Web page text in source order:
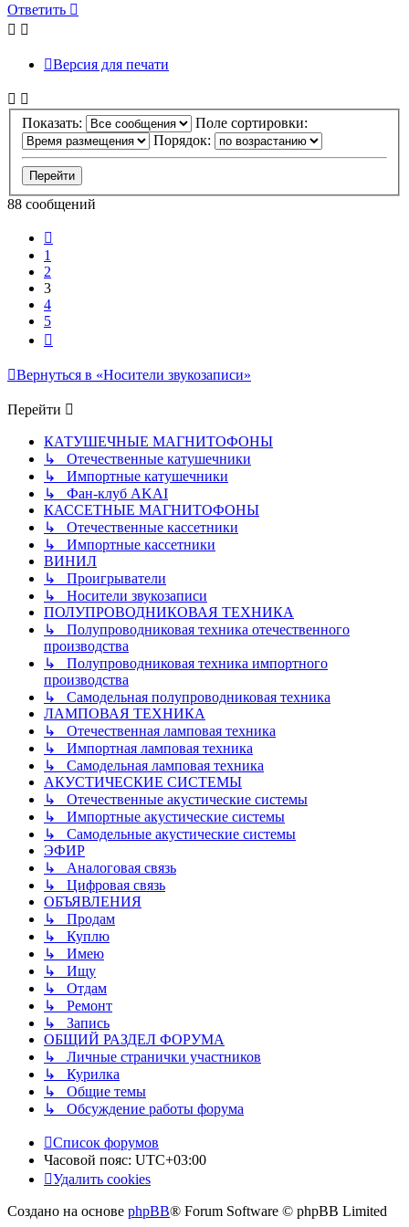
началу
Ответить
Версия для печати
Показать:
Поле сортировки:
Порядок:
88 сообщений
1
2
3
4
5
Вернуться в «Носители звукозаписи»
Перейти
КАТУШЕЧНЫЕ МАГНИТОФОНЫ
↳ Отечественные катушечники
↳ Импортные катушечники
↳ Фан-клуб AKAI
КАССЕТНЫЕ МАГНИТОФОНЫ
↳ Отечественные кассетники
↳ Импортные кассетники
ВИНИЛ
↳ Проигрыватели
↳ Носители звукозаписи
ПОЛУПРОВОДНИКОВАЯ ТЕХНИКА
↳ Полупроводниковая техника отечественного
производства
↳ Полупроводниковая техника импортного
производства
↳ Самодельная полупроводниковая техника
ЛАМПОВАЯ ТЕХНИКА
↳ Отечественная ламповая техника
↳ Импортная ламповая техника
↳ Самодельная ламповая техника
АКУСТИЧЕСКИЕ СИСТЕМЫ
↳ Отечественные акустические системы
↳ Импортные акустические системы
↳ Самодельные акустические системы
ЭФИР
↳ Аналоговая связь
↳ Цифровая связь
ОБЪЯВЛЕНИЯ
↳ Продам
↳ Куплю
↳ Имею
↳ Ищу
↳ Отдам
↳ Ремонт
↳ Запись
ОБЩИЙ РАЗДЕЛ ФОРУМА
↳ Личные странички участников
↳ Курилка
↳ Общие темы
↳ Обсуждение работы форума
Список форумов
Часовой пояс: UTC+03:00
Удалить cookies
Создано на основе phpBB® Forum Software © phpBB Limited